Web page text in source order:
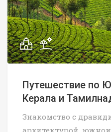
Путешествие по
Керала и
Знакомство с
архитектурой,